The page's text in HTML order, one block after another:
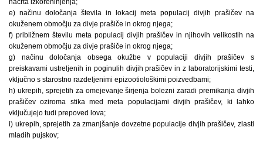
e) načinu določanja števila in lokacij meta populacij divjih prašičev na
okuženem območju za divje prašiče in okrog njega;
f) približnem številu meta populacij divjih prašičev in njihovih velikostih na
okuženem območju za divje prašiče in okrog njega;
g) načinu določanja obsega okužbe v populaciji divjih prašičev s
preiskavami ustreljenih in poginulih divjih prašičev in z laboratorijskimi testi,
vključno s starostno razdeljenimi epizootiološkimi poizvedbami;
h) ukrepih, sprejetih za omejevanje širjenja bolezni zaradi premikanja divjih
prašičev oziroma stika med meta populacijami divjih prašičev, ki lahko
vključujejo tudi prepoved lova;
i) ukrepih, sprejetih za zmanjšanje dovzetne populacije divjih prašičev, zlasti
mladih pujskov;